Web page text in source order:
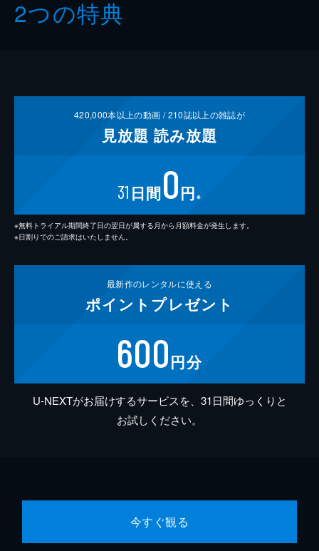
2つの特典
420,000本以上の動画 /210誌以上の雑誌が
見放題 読み放題
31 日間0円 ※
※無料トライアル期間終了日の翌日が属する月から月額料金が発生します。
※日割りでのご請求はいたしません。
最新作のレンタルに使える
ポイント プレゼント
600円分
U-NEXTがお届けするサービスを、31日間ゆっくりと
お試しください。
今すぐ観る